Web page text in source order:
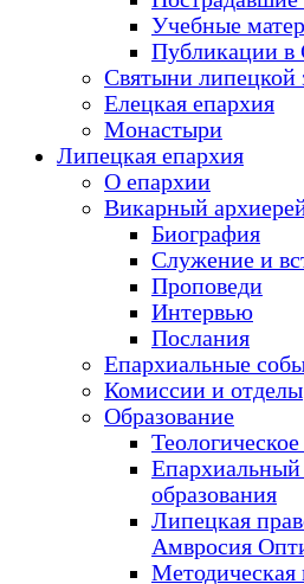
Учебные
Публикации
Святыни липецкой
Елецкая епархия
Монастыри
Липецкая епархия
О епархии
Викарный
Биография
Служение и
Проповеди
Интервью
Послания
Епархиальные
Комиссии и отделы
Образование
Епархиальный
образования
Липецкая
Амвросия
Методическая